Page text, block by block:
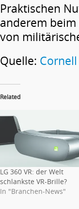
Praktischen
anderem
von
Quelle:
Related
LG 360 VR: der Welt
schlankste VR-Brille?
In "Branchen-News"